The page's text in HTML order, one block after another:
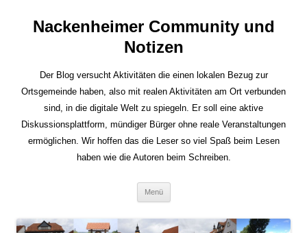
Nackenheimer Community und
Notizen
Der Blog versucht Aktivitäten die einen lokalen Bezug zur
Ortsgemeinde haben, also mit realen Aktivitäten am Ort verbunden
sind, in die digitale Welt zu spiegeln. Er soll eine aktive
Diskussionsplattform, mündiger Bürger ohne reale Veranstaltungen
ermöglichen. Wir hoffen das die Leser so viel Spaß beim Lesen
haben wie die Autoren beim Schreiben.
Menü